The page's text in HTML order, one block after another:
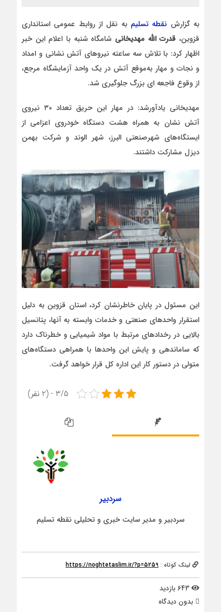
به گزارش نقطه تسلیم به نقل از روابط عمومی استانداری
قزوین، قدرت الله مهدیخانی شامگاه شنبه با اعلام این خبر
اظهار کرد: با تلاش سه ساعته نیروهای آتش نشانی و امداد
و نجات و مهار به‌موقع آتش در یک واحد آزمایشگاه مرجع،
از وقوع فاجعه ای بزرگ جلوگیری شد.
مهدیخانی یادآورشد: در مهار این حریق تعداد ۳۰ نیروی
آتش نشان به همراه هشت دستگاه خودروی اعزامی از
ایستگاه‌های شهرصنعتی البرز، شهر الوند و شرکت بهمن
دیزل مشارکت داشتند.
این مسئول در پایان خاطرنشان کرد، استان قزوین به دلیل
استقرار واحدهای صنعتی و خدمات وابسته به آنها، پتانسیل
بالایی در رخدادهای مرتبط با مواد شیمیایی و‌ خطرناک دارد
که ساماندهی و پایش این واحدها با همراهی دستگاه‌های
متولی در دستور کار این اداره کل قرار خواهد گرفت.
3/5 - (2 نفر)
سردبیر
سردبیر و مدیر سایت خبری و تحلیلی نقطه تسلیم
لینک کوتاه : https://noghtetaslim.ir/?p=5259
بدون دیدگاه